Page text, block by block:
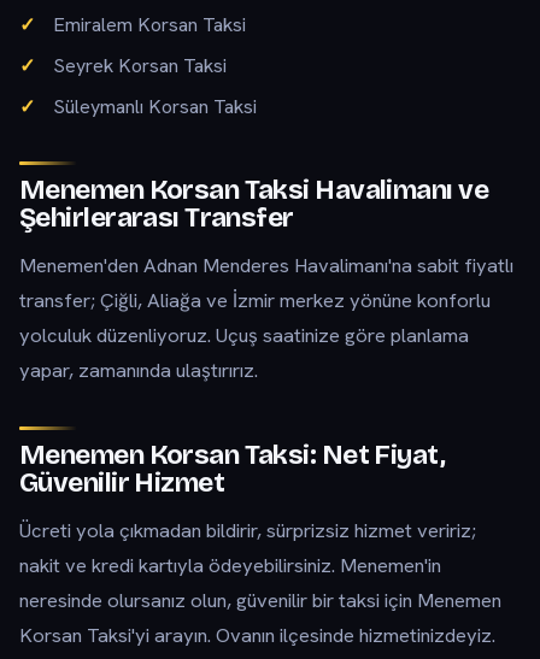
Emiralem Korsan Taksi
Seyrek Korsan Taksi
Süleymanlı Korsan Taksi
Menemen Korsan Taksi Havalimanı ve
Şehirlerarası Transfer
Menemen'den Adnan Menderes Havalimanı'na sabit fiyatlı
transfer; Çiğli, Aliağa ve İzmir merkez yönüne konforlu
yolculuk düzenliyoruz. Uçuş saatinize göre planlama
yapar, zamanında ulaştırırız.
Menemen Korsan Taksi: Net Fiyat,
Güvenilir Hizmet
Ücreti yola çıkmadan bildirir, sürprizsiz hizmet veririz;
nakit ve kredi kartıyla ödeyebilirsiniz. Menemen'in
neresinde olursanız olun, güvenilir bir taksi için Menemen
Korsan Taksi'yi arayın. Ovanın ilçesinde hizmetinizdeyiz.